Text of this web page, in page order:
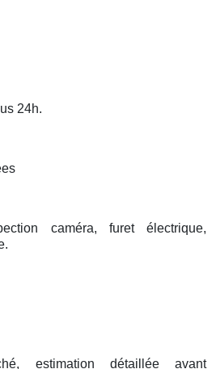
24h.
caméra, furet électrique,
estimation détaillée avant